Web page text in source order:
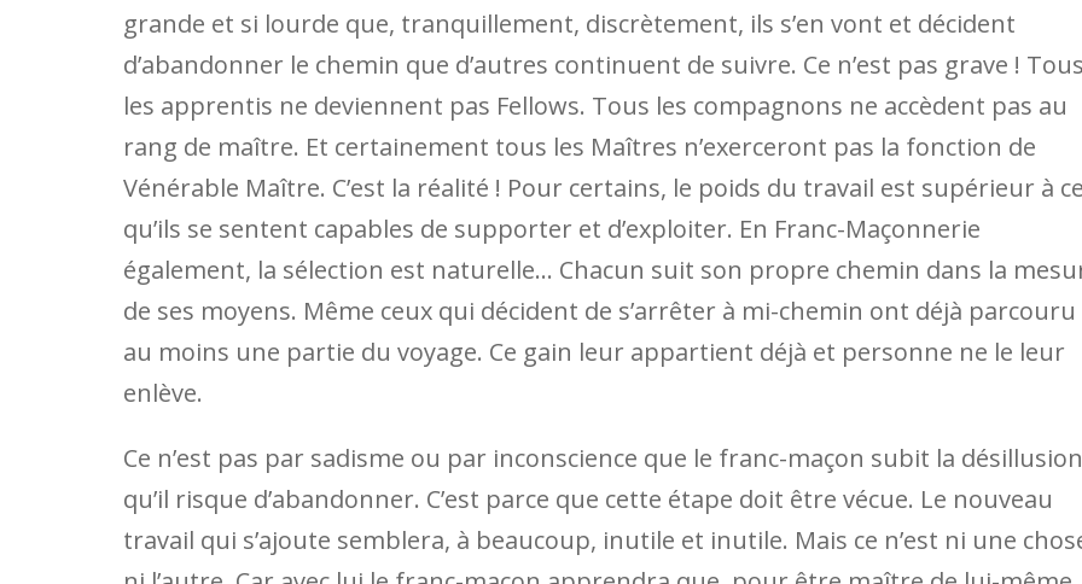
grande et si lourde que, tranquillement, discrètement, ils s’en vont et décident
d’abandonner le chemin que d’autres continuent de suivre. Ce n’est pas grave !
les apprentis ne deviennent pas Fellows. Tous les compagnons ne accèdent pas au
rang de maître. Et certainement tous les Maîtres n’exerceront pas la fonction de
Vénérable Maître. C’est la réalité ! Pour certains, le poids du travail est supérieur à
qu’ils se sentent capables de supporter et d’exploiter. En Franc-Maçonnerie
également, la sélection est naturelle… Chacun suit son propre chemin dans la
de ses moyens. Même ceux qui décident de s’arrêter à mi-chemin ont déjà parcouru
au moins une partie du voyage. Ce gain leur appartient déjà et personne ne le leur
enlève.
Ce n’est pas par sadisme ou par inconscience que le franc-maçon subit la
qu’il risque d’abandonner. C’est parce que cette étape doit être vécue. Le nouveau
travail qui s’ajoute semblera, à beaucoup, inutile et inutile. Mais ce n’est ni une